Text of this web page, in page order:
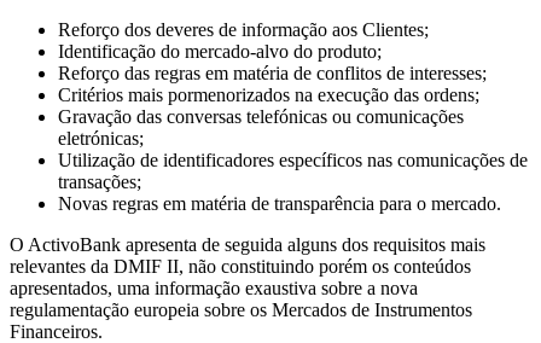
Reforço dos deveres de informação aos Clientes;
Identificação do mercado-alvo do produto;
Reforço das regras em matéria de conflitos de interesses;
Critérios mais pormenorizados na execução das ordens;
Gravação das conversas telefónicas ou comunicações
eletrónicas;
Utilização de identificadores específicos nas comunicações de
transações;
Novas regras em matéria de transparência para o mercado.
O ActivoBank apresenta de seguida alguns dos requisitos mais
relevantes da DMIF II, não constituindo porém os conteúdos
apresentados, uma informação exaustiva sobre a nova
regulamentação europeia sobre os Mercados de Instrumentos
Financeiros.